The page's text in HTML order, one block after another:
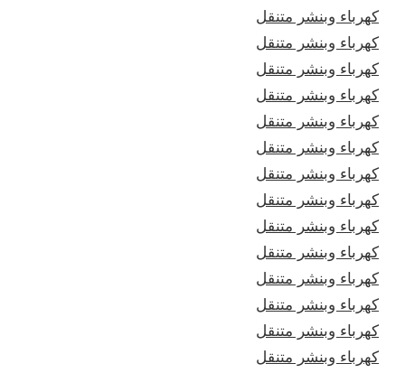
كهرباء وبنشر متنقل
كهرباء وبنشر متنقل
كهرباء وبنشر متنقل
كهرباء وبنشر متنقل
كهرباء وبنشر متنقل
كهرباء وبنشر متنقل
كهرباء وبنشر متنقل
كهرباء وبنشر متنقل
كهرباء وبنشر متنقل
كهرباء وبنشر متنقل
كهرباء وبنشر متنقل
كهرباء وبنشر متنقل
كهرباء وبنشر متنقل
كهرباء وبنشر متنقل